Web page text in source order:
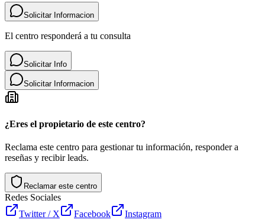
Solicitar Informacion
El centro responderá a tu consulta
Solicitar Info
Solicitar Informacion
¿Eres el propietario de este centro?
Reclama este centro para gestionar tu información, responder a
reseñas y recibir leads.
Reclamar este centro
Redes Sociales
Twitter / X
Facebook Instagram